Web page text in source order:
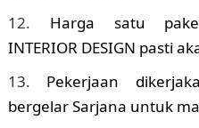
Harga satu paket
INTERIOR DESIGN pasti
Pekerjaan
bergelar Sarjana untuk